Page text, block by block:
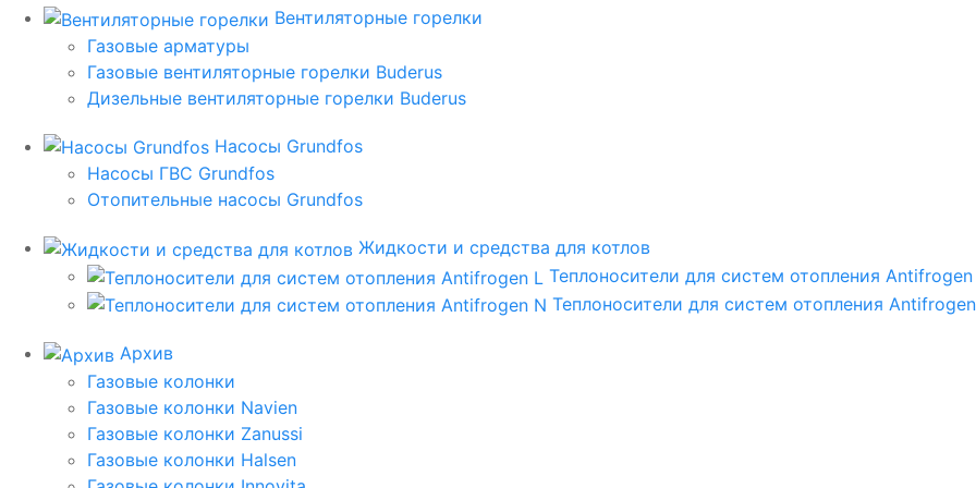
Вентиляторные горелки
Газовые арматуры
Газовые вентиляторные горелки Buderus
Дизельные вентиляторные горелки Buderus
Насосы Grundfos
Насосы ГВС Grundfos
Отопительные насосы Grundfos
Жидкости и средства для котлов
Теплоносители для систем отопления
Теплоносители для систем отопления
Архив
Газовые колонки
Газовые колонки Navien
Газовые колонки Zanussi
Газовые колонки Halsen